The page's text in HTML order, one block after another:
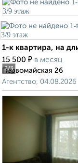
2/3
1-к квартира, на
15 500 ₽ в месяц
Первомайская 26
Агентство, 04.08.2026